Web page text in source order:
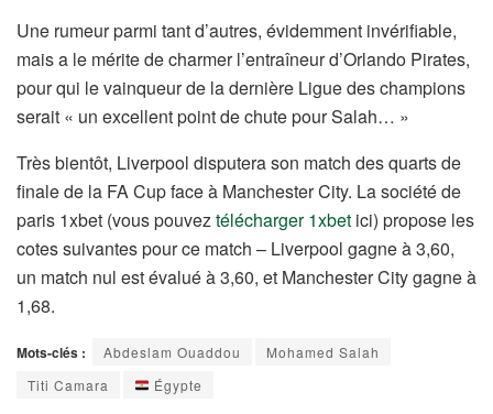
Une rumeur parmi tant d’autres, évidemment invérifiable,
mais a le mérite de charmer l’entraîneur d’Orlando Pirates,
pour qui le vainqueur de la dernière Ligue des champions
serait « un excellent point de chute pour Salah… »
Très bientôt, Liverpool disputera son match des quarts de
finale de la FA Cup face à Manchester City. La société de
paris 1xbet (vous pouveztélécharger 1xbet ici) propose les
cotes suivantes pour ce match – Liverpool gagne à 3,60,
un match nul est évalué à 3,60, et Manchester City gagne à
1,68.
Mots-clés : Abdeslam Ouaddou
Mohamed Salah
Titi Camara
Égypte